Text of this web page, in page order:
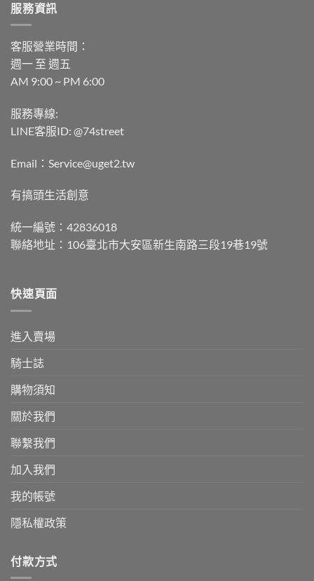
服務資訊
客服營業時間：
週一 至 週五
AM 9:00 ~ PM 6:00
服務專線:
LINE客服ID: @74street
Email：Service@uget2.tw
有搞頭生活創意
統一編號：42836018
聯絡地址：106臺北市大安區新生南路三段19巷19號
快速頁面
進入賣場
騎士誌
購物須知
關於我們
聯繫我們
加入我們
我的帳號
隱私權政策
付款方式